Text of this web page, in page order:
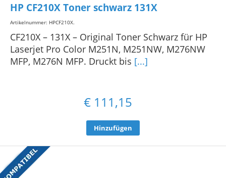
HP CF210X Toner schwarz 131X
Artikelnummer: HPCF210X.
CF210X – 131X – Original Toner Schwarz für HP
Laserjet Pro Color M251N, M251NW, M276NW
MFP, M276N MFP. Druckt bis [...]
€ 111,15
Hinzufügen